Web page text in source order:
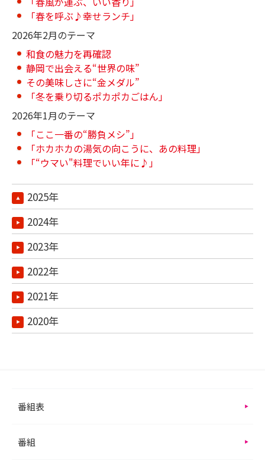
「春を呼ぶ♪幸せランチ」
2026年2月のテーマ
和食の魅力を再確認
静岡で出会える“世界の味”
その美味しさに“金メダル”
「冬を乗り切るポカポカごはん」
2026年1月のテーマ
「ここ一番の“勝負メシ”」
「ホカホカの湯気の向こうに、あの料理」
「“ウマい"料理でいい年に♪」
2025年
2024年
2023年
2022年
2021年
2020年
番組表
番組